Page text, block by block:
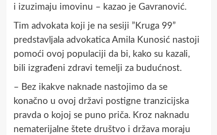
i izuzimaju imovinu – kazao je Gavranović.
Tim advokata koji je na sesiji ”Kruga 99”
predstavljala advokatica Amila Kunosić nastoji
pomoći ovoj populaciji da bi, kako su kazali,
bili izgrađeni zdravi temelji za budućnost.
– Bez ikakve naknade nastojimo da se
konačno u ovoj državi postigne tranzicijska
pravda o kojoj se puno priča. Kroz naknadu
nematerijalne štete društvo i država moraju